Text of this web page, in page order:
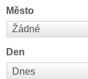
Město
Den